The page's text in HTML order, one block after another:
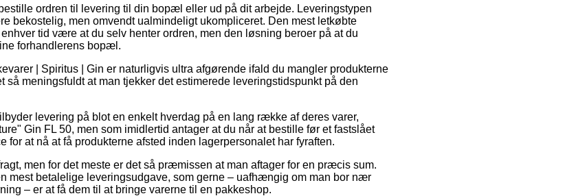
ordren til levering til din bopæl eller ud på dit arbejde. Leveringstypen
bekostelig, men omvendt ualmindeligt ukompliceret. Den mest letkøbte
tid være at du selv henter ordren, men den løsning beroer på at du
forhandlerens bopæl.
| Spiritus | Gin er naturligvis ultra afgørende ifald du mangler produkterne
så meningsfuldt at man tjekker det estimerede leveringstidspunkt på den
levering på blot en enkelt hverdag på en lang række af deres varer,
Gin FL 50, men som imidlertid antager at du når at bestille før et fastslået
for at nå at få produkterne afsted inden lagerpersonalet har fyraften.
men for det meste er det så præmissen at man aftager for en præcis sum.
mest betalelige leveringsudgave, som gerne – uafhængig om man bor nær
– er at få dem til at bringe varerne til en pakkeshop.